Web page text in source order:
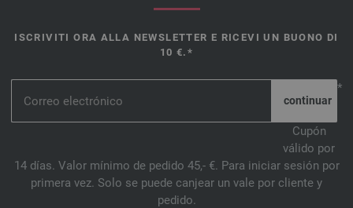
ISCRIVITI ORA ALLA NEWSLETTER E RICEVI UN BUONO DI
10 €.*
*
Cupón
válido por
14 días. Valor mínimo de pedido 45,- €. Para iniciar sesión por
primera vez. Solo se puede canjear un vale por cliente y
pedido.